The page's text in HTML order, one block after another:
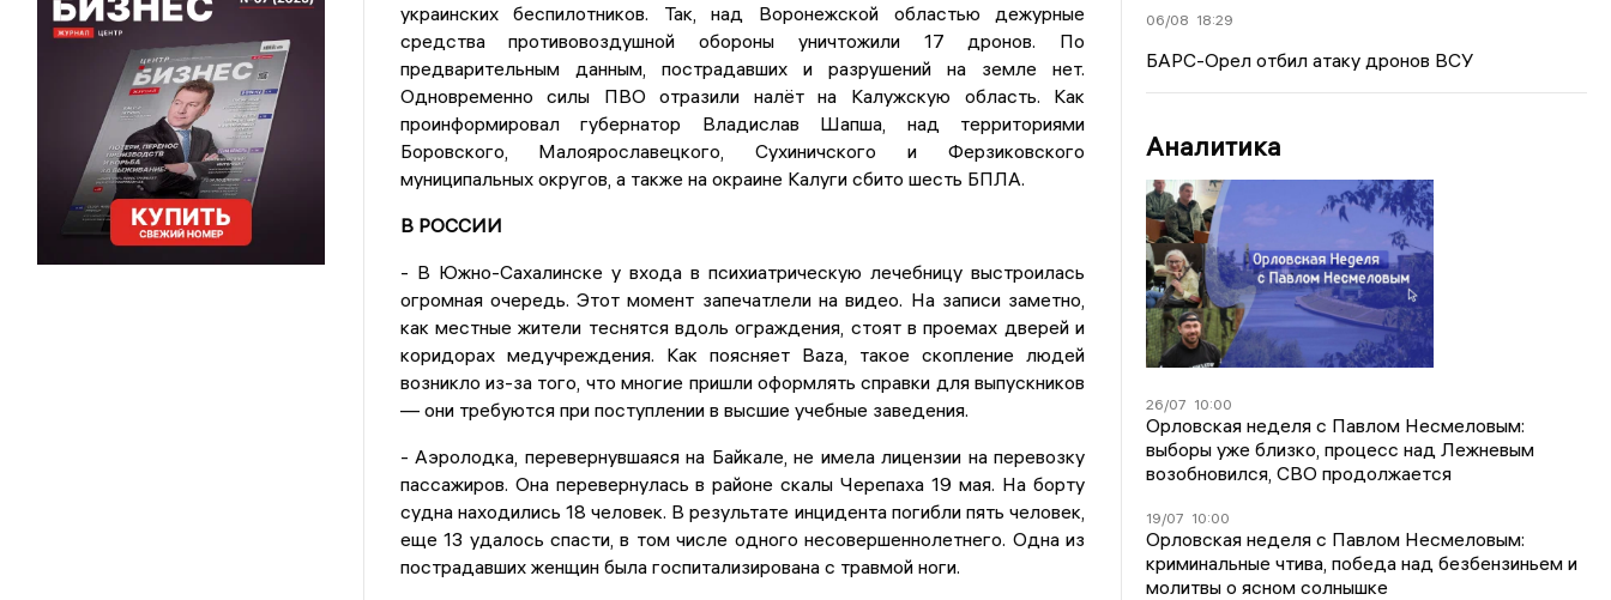
украинских беспилотников. Так, над Воронежской областью дежурные
средства противовоздушной обороны уничтожили 17 дронов. По
предварительным данным, пострадавших и разрушений на земле нет.
Одновременно силы ПВО отразили налёт на Калужскую область. Как
проинформировал губернатор Владислав Шапша, над территориями
Боровского, Малоярославецкого, Сухиничского и Ферзиковского
муниципальных округов, а также на окраине Калуги сбито шесть БПЛА.
В РОССИИ
- В Южно-Сахалинске у входа в психиатрическую лечебницу выстроилась
огромная очередь. Этот момент запечатлели на видео. На записи заметно,
как местные жители теснятся вдоль ограждения, стоят в проемах дверей и
коридорах медучреждения. Как поясняет Baza, такое скопление людей
возникло из-за того, что многие пришли оформлять справки для выпускников
— они требуются при поступлении в высшие учебные заведения.
- Аэролодка, перевернувшаяся на Байкале, не имела лицензии на перевозку
пассажиров. Она перевернулась в районе скалы Черепаха 19 мая. На борту
судна находились 18 человек. В результате инцидента погибли пять человек,
еще 13 удалось спасти, в том числе одного несовершеннолетнего. Одна из
пострадавших женщин была госпитализирована с травмой ноги.
06/08 18:29
БАРС-Орел отбил атаку дронов ВСУ
Аналитика
26/07 10:00
Орловская неделя с Павлом Несмеловым:
выборы уже близко, процесс над Лежневым
возобновился, СВО продолжается
19/07 10:00
Орловская неделя с Павлом Несмеловым:
криминальные чтива, победа над безбензиньем и
молитвы о ясном солнышке